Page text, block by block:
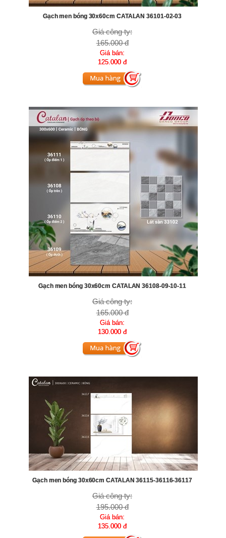
Gạch men bóng 30x60cm CATALAN 36101-02-03
Giá công ty:
165.000 đ
Giá bán:
125.000 đ
Gạch men bóng 30x60cm CATALAN 36108-09-10-11
Giá công ty:
165.000 đ
Giá bán:
130.000 đ
Gạch men bóng 30x60cm CATALAN 36115-36116-36117
Giá công ty:
195.000 đ
Giá bán:
135.000 đ